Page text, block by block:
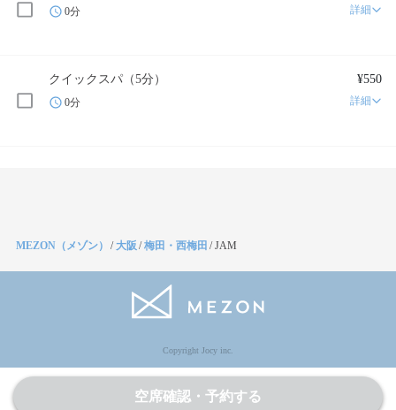
0分 詳細
クイックスパ（5分） ¥550
0分 詳細
空席確認・予約する
MEZON（メゾン） /大阪 /梅田・西梅田 /JAM
Copyright Jocy inc.